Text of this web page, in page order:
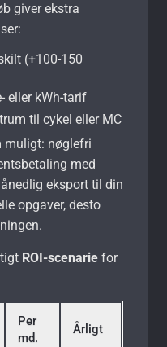
giver ekstra
(+100-150
eller kWh-tarif
til cykel eller MC
muligt: nøglefri
med
eksport til din
opgaver, desto
ROI-scenarie for
Per
md.
Årligt